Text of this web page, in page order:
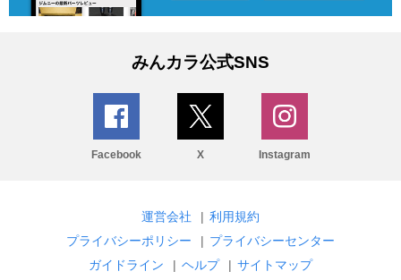
みんカラ公式SNS
Facebook X Instagram
運営会社 | 利用規約
プライバシーポリシー
| プライバシーセンター
ガイドライン
| ヘルプ | サイトマップ